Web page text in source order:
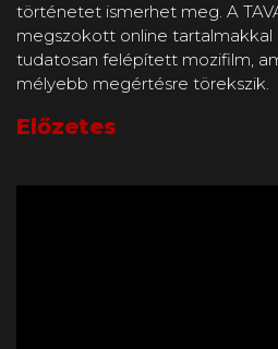
történetet ismerhet meg. A
megszokott online
tudatosan felépített mozifilm,
mélyebb megértésre törekszik.
Előzetes